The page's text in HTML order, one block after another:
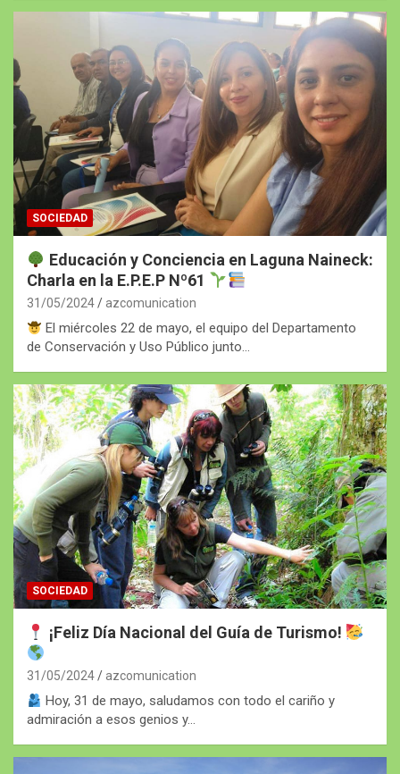
SOCIEDAD
Educación y Conciencia en Laguna Naineck:
Charla en la E.P.E.P Nº61
31/05/2024 azcomunication
El miércoles 22 de mayo, el equipo del Departamento
de Conservación y Uso Público junto…
SOCIEDAD
¡Feliz Día Nacional del Guía de Turismo!
31/05/2024 azcomunication
Hoy, 31 de mayo, saludamos con todo el cariño y
admiración a esos genios y…